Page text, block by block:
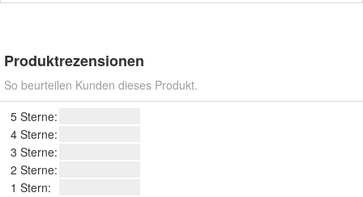
Produktrezensionen
So beurteilen Kunden dieses Produkt.
5 Sterne:
4 Sterne:
3 Sterne:
2 Sterne:
1 Stern: